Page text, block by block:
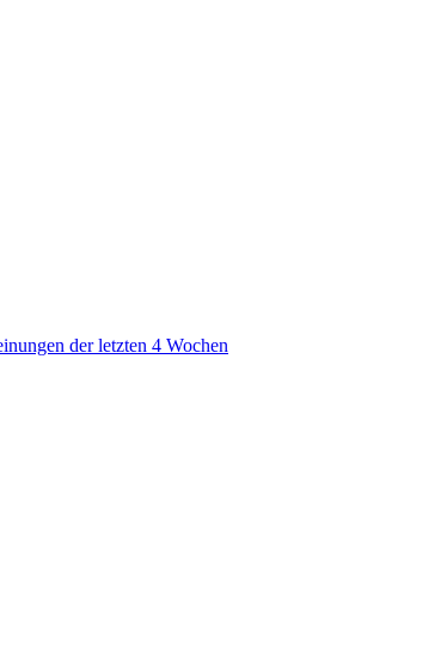
der letzten 4 Wochen